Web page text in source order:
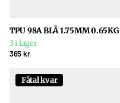
TPU 98A BLÅ 1.75MM 0.65KG
3 i lager
365 kr
Fåtal kvar